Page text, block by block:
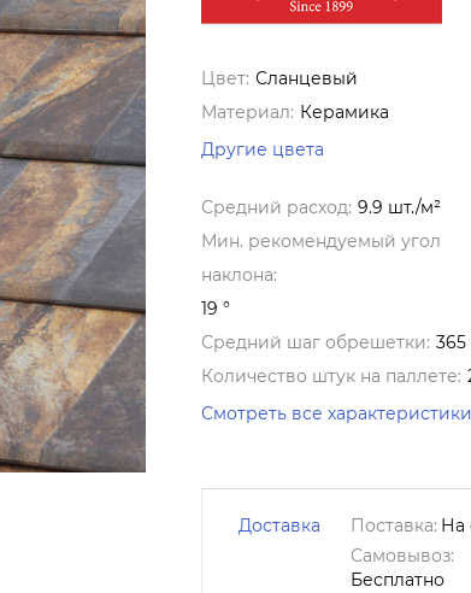
Цвет: Сланцевый
Материал: Керамика
Другие цвета
Средний расход: 9.9 шт./м²
Мин. рекомендуемый угол
наклона:
19 °
Средний шаг обрешетки: 365
Количество штук на паллете:
Смотреть все характеристики
Доставка Поставка: На
Самовывоз:
Бесплатно